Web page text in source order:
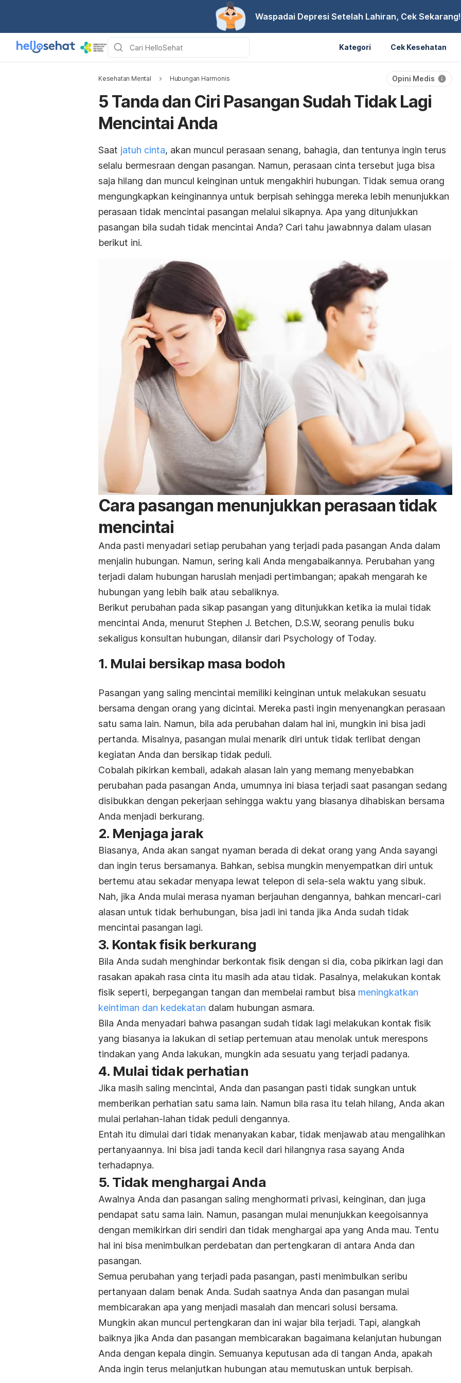
Waspadai Depresi Setelah Lahiran, Cek Sekarang!
Kategori Cek Kesehatan
Kesehatan Mental Hubungan Harmonis Opini Medis
5 Tanda dan Ciri Pasangan Sudah Tidak Lagi
Mencintai Anda
Saat jatuh cinta, akan muncul perasaan senang, bahagia, dan tentunya ingin terus
selalu bermesraan dengan pasangan. Namun, perasaan cinta tersebut juga bisa
saja hilang dan muncul keinginan untuk mengakhiri hubungan. Tidak semua orang
mengungkapkan keinginannya untuk berpisah sehingga mereka lebih menunjukkan
perasaan tidak mencintai pasangan melalui sikapnya. Apa yang ditunjukkan
pasangan bila sudah tidak mencintai Anda? Cari tahu jawabnnya dalam ulasan
berikut ini.
Cara pasangan menunjukkan perasaan tidak
mencintai
Anda pasti menyadari setiap perubahan yang terjadi pada pasangan Anda dalam
menjalin hubungan. Namun, sering kali Anda mengabaikannya. Perubahan yang
terjadi dalam hubungan haruslah menjadi pertimbangan; apakah mengarah ke
hubungan yang lebih baik atau sebaliknya.
Berikut perubahan pada sikap pasangan yang ditunjukkan ketika ia mulai tidak
mencintai Anda, menurut Stephen J. Betchen, D.S.W, seorang penulis buku
sekaligus konsultan hubungan, dilansir dari Psychology of Today.
1. Mulai bersikap masa bodoh
Pasangan yang saling mencintai memiliki keinginan untuk melakukan sesuatu
bersama dengan orang yang dicintai. Mereka pasti ingin menyenangkan perasaan
satu sama lain. Namun, bila ada perubahan dalam hal ini, mungkin ini bisa jadi
pertanda. Misalnya, pasangan mulai menarik diri untuk tidak terlibat dengan
kegiatan Anda dan bersikap tidak peduli.
Cobalah pikirkan kembali, adakah alasan lain yang memang menyebabkan
perubahan pada pasangan Anda, umumnya ini biasa terjadi saat pasangan sedang
disibukkan dengan pekerjaan sehingga waktu yang biasanya dihabiskan bersama
Anda menjadi berkurang.
2. Menjaga jarak
Biasanya, Anda akan sangat nyaman berada di dekat orang yang Anda sayangi
dan ingin terus bersamanya. Bahkan, sebisa mungkin menyempatkan diri untuk
bertemu atau sekadar menyapa lewat telepon di sela-sela waktu yang sibuk.
Nah, jika Anda mulai merasa nyaman berjauhan dengannya, bahkan mencari-cari
alasan untuk tidak berhubungan, bisa jadi ini tanda jika Anda sudah tidak
mencintai pasangan lagi.
3. Kontak fisik berkurang
Bila Anda sudah menghindar berkontak fisik dengan si dia, coba pikirkan lagi dan
rasakan apakah rasa cinta itu masih ada atau tidak. Pasalnya, melakukan kontak
fisik seperti, berpegangan tangan dan membelai rambut bisa meningkatkan
keintiman dan kedekatan dalam hubungan asmara.
Bila Anda menyadari bahwa pasangan sudah tidak lagi melakukan kontak fisik
yang biasanya ia lakukan di setiap pertemuan atau menolak untuk merespons
tindakan yang Anda lakukan, mungkin ada sesuatu yang terjadi padanya.
4. Mulai tidak perhatian
Jika masih saling mencintai, Anda dan pasangan pasti tidak sungkan untuk
memberikan perhatian satu sama lain. Namun bila rasa itu telah hilang, Anda akan
mulai perlahan-lahan tidak peduli dengannya.
Entah itu dimulai dari tidak menanyakan kabar, tidak menjawab atau mengalihkan
pertanyaannya. Ini bisa jadi tanda kecil dari hilangnya rasa sayang Anda
terhadapnya.
5. Tidak menghargai Anda
Awalnya Anda dan pasangan saling menghormati privasi, keinginan, dan juga
pendapat satu sama lain. Namun, pasangan mulai menunjukkan keegoisannya
dengan memikirkan diri sendiri dan tidak menghargai apa yang Anda mau. Tentu
hal ini bisa menimbulkan perdebatan dan pertengkaran di antara Anda dan
pasangan.
Semua perubahan yang terjadi pada pasangan, pasti menimbulkan seribu
pertanyaan dalam benak Anda. Sudah saatnya Anda dan pasangan mulai
membicarakan apa yang menjadi masalah dan mencari solusi bersama.
Mungkin akan muncul pertengkaran dan ini wajar bila terjadi. Tapi, alangkah
baiknya jika Anda dan pasangan membicarakan bagaimana kelanjutan hubungan
Anda dengan kepala dingin. Semuanya keputusan ada di tangan Anda, apakah
Anda ingin terus melanjutkan hubungan atau memutuskan untuk berpisah.